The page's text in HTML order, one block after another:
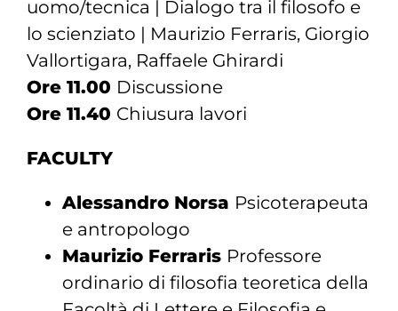
uomo/tecnica | Dialogo tra il filosofo e
lo scienziato | Maurizio Ferraris, Giorgio
Vallortigara, Raffaele Ghirardi
Ore 11.00 Discussione
Ore 11.40 Chiusura lavori
FACULTY
Alessandro Norsa Psicoterapeuta
e antropologo
Maurizio Ferraris Professore
ordinario di filosofia teoretica della